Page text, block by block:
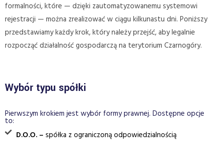
formalności, które — dzięki zautomatyzowanemu systemowi
rejestracji — można zrealizować w ciągu kilkunastu dni. Poniższy
przedstawiamy każdy krok, który należy przejść, aby legalnie
rozpocząć działalność gospodarczą na terytorium Czarnogóry.
Wybór typu spółki
Pierwszym krokiem jest wybór formy prawnej. Dostępne opcje
to:
D.O.O. – spółka z ograniczoną odpowiedzialnością